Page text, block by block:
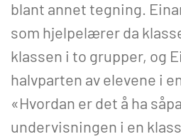
blant annet tegning.
som hjelpelærer da
klassen i to grupper, og
halvparten av elevene i
«Hvordan er det å ha
undervisningen i en